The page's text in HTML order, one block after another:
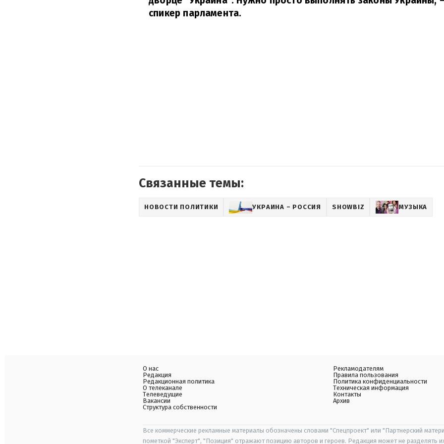
спикер парламента.
Связанные темы:
НОВОСТИ ПОЛИТИКИ УКРАИНА – РОССИЯ SHOWBIZ МУЗЫКА
О нас
Редакция
Редакционная политика
О телеканале
Телеведущие
Вакансии
Структура собственности
Рекламодателям
Правила пользования
Политика конфиденциальности
Техническая информация
Контакты
Архив
Все коммерческие рекламные материалы обозначены словами "Спецпроект" или "Партнерский
пометкой "Эксперт", "Позиция" отражают позицию авторов и героев. Редакция может не разделять